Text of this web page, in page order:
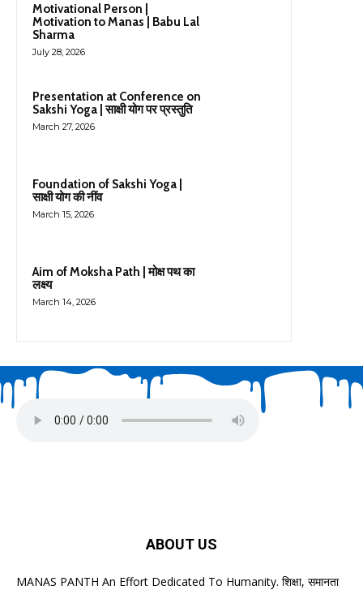
Motivational Person |
Motivation to Manas | Babu Lal
Sharma
July 28, 2026
Presentation at Conference on
Sakshi Yoga | साक्षी योग पर प्रस्तुति
March 27, 2026
Foundation of Sakshi Yoga |
साक्षी योग की नींव
March 15, 2026
Aim of Moksha Path | मोक्ष पथ का
लक्ष्य
March 14, 2026
ABOUT US
MANAS PANTH An Effort Dedicated To Humanity. शिक्षा, समानता